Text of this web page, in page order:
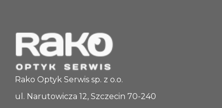
Rako Optyk Serwis sp. z o.o.
ul. Narutowicza 12, Szczecin 70-240